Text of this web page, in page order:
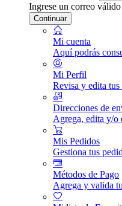
Ingrese un correo válido
Continuar
Mi cuenta
Aquí podrás
Mi Perfil
Revisa y edita tus
Direcciones de
Agrega, edita y/o
Mis Pedidos
Gestiona tus
Métodos de Pago
Agrega y valida